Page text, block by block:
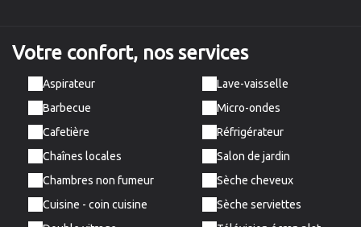
Votre confort, nos services
Aspirateur
Barbecue
Cafetière
Chaînes locales
Chambres non fumeur
Cuisine - coin cuisine
Lave-vaisselle
Micro-ondes
Réfrigérateur
Salon de jardin
Sèche cheveux
Sèche serviettes